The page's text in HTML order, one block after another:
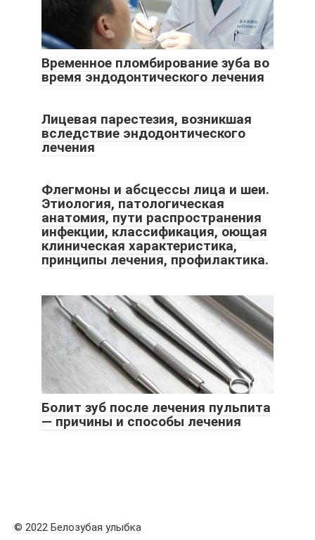
Временное пломбирование зуба во
время эндодонтического лечения
Лицевая парестезия, возникшая
вследствие эндодонтического
лечения
Флегмоны и абсцессы лица и шеи.
Этиология, патологическая
анатомия, пути распространения
инфекции, классификация, оющая
клиническая характеристика,
принципы лечения, профилактика.
Болит зуб после лечения пульпита
— причины и способы лечения
© 2022 Белозубая улыбка